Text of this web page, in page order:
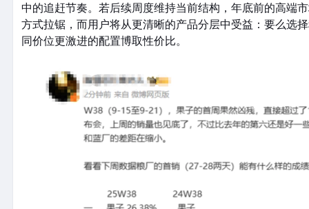
中的追赶节奏。若后续周度维持当前结构，年底前的高端
方式拉锯，而用户将从更清晰的产品分层中受益：要么选
同价位更激进的配置博取性价比。